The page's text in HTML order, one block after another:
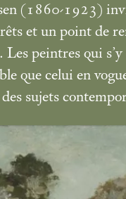
(1860-1923)
et un point de
peintres qui
que celui en
sujets